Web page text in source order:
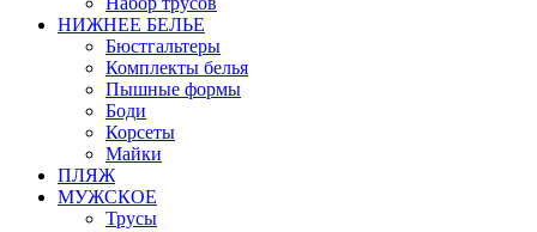
НИЖНЕЕ БЕЛЬЕ
Бюстгальтеры
Комплекты белья
Пышные формы
Боди
Корсеты
Майки
ПЛЯЖ
МУЖСКОЕ
Трусы